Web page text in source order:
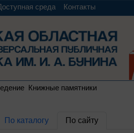
среда Контакты
Книжные памятники
По каталогу По сайту